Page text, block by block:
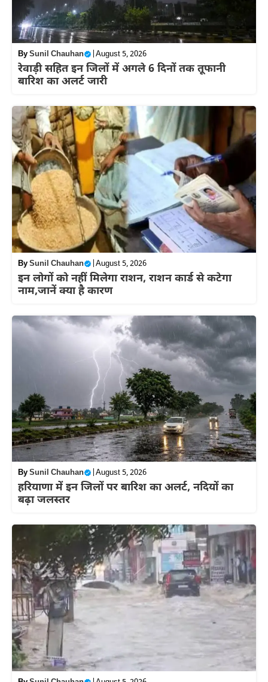
BySunil Chauhan August 5, 2026
रेवाड़ी सहित इन जिलों में अगले 6 दिनों तक तूफानी
बारिश का अलर्ट जारी
BySunil Chauhan August 5, 2026
इन लोगों को नहीं मिलेगा राशन, राशन कार्ड से कटेगा
नाम,जानें क्या है कारण
BySunil Chauhan August 5, 2026
हरियाणा में इन जिलों पर बारिश का अलर्ट, नदियों का
बढ़ा जलस्तर